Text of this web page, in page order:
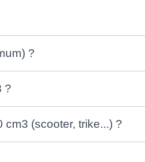
?
?
(scooter, trike...) ?